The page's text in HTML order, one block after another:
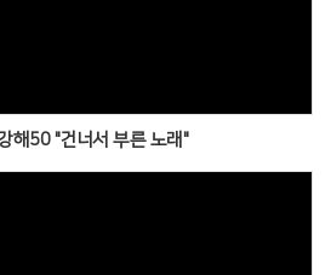
해50 "건너서 부른 노래"